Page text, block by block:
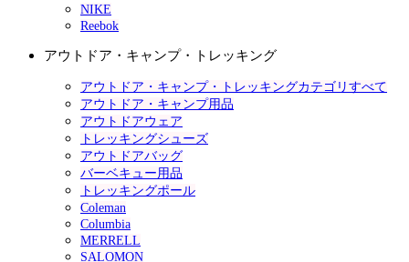
NIKE
Reebok
アウトドア・キャンプ・トレッキング
アウトドア・キャンプ・トレッキングカテゴリすべて
アウトドア・キャンプ用品
アウトドアウェア
トレッキングシューズ
アウトドアバッグ
バーベキュー用品
トレッキングポール
Coleman
Columbia
MERRELL
SALOMON